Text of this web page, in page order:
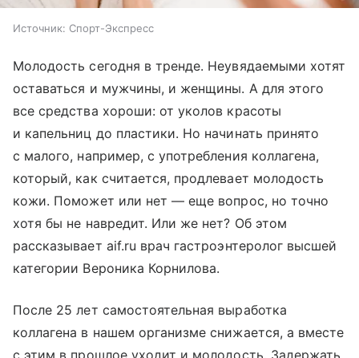
Источник: Спорт-Экспресс
Молодость сегодня в тренде. Неувядаемыми хотят
оставаться и мужчины, и женщины. А для этого
все средства хороши: от уколов красоты
и капельниц до пластики. Но начинать принято
с малого, например, с употребления коллагена,
который, как считается, продлевает молодость
кожи. Поможет или нет — еще вопрос, но точно
хотя бы не навредит. Или же нет? Об этом
рассказывает aif.ru врач гастроэнтеролог высшей
категории Вероника Корнилова.
После 25 лет самостоятельная выработка
коллагена в нашем организме снижается, а вместе
с этим в прошлое уходит и молодость. Задержать